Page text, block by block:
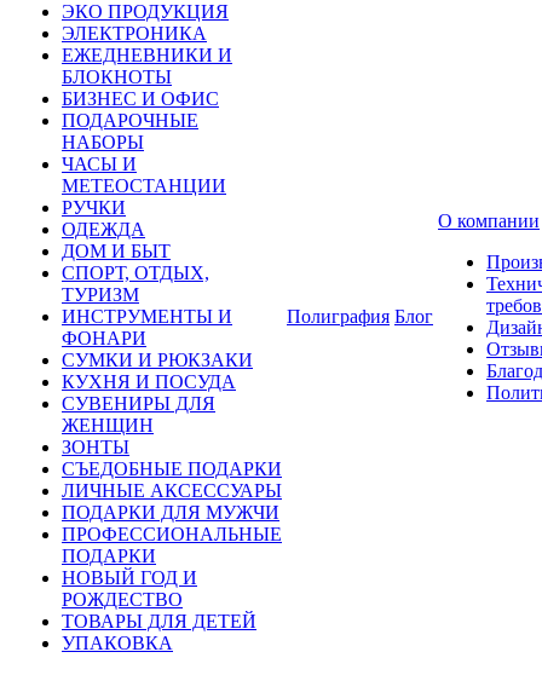
ЭКО ПРОДУКЦИЯ
ЭЛЕКТРОНИКА
ЕЖЕДНЕВНИКИ И
БЛОКНОТЫ
БИЗНЕС И ОФИС
ПОДАРОЧНЫЕ
НАБОРЫ
ЧАСЫ И
МЕТЕОСТАНЦИИ
РУЧКИ
ОДЕЖДА
ДОМ И БЫТ
СПОРТ, ОТДЫХ,
ТУРИЗМ
ИНСТРУМЕНТЫ И
ФОНАРИ
СУМКИ И РЮКЗАКИ
КУХНЯ И ПОСУДА
СУВЕНИРЫ ДЛЯ
ЖЕНЩИН
ЗОНТЫ
СЪЕДОБНЫЕ ПОДАРКИ
ЛИЧНЫЕ АКСЕССУАРЫ
ПОДАРКИ ДЛЯ МУЖЧИ
ПРОФЕССИОНАЛЬНЫЕ
ПОДАРКИ
НОВЫЙ ГОД И
РОЖДЕСТВО
ТОВАРЫ ДЛЯ ДЕТЕЙ
УПАКОВКА
Полиграфия Блог
О компании